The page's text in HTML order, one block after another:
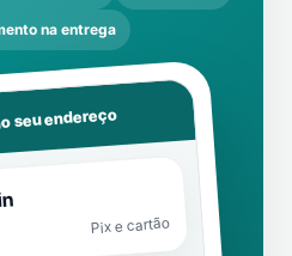
na entrega
seu endereço
Pix e cartão